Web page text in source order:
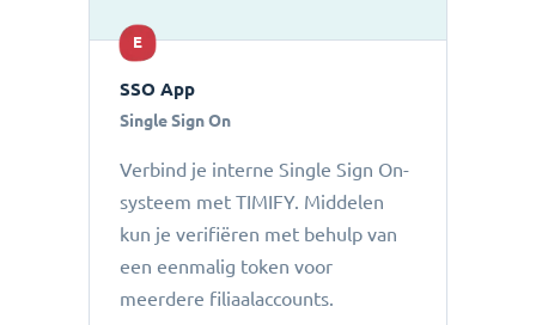
E
SSO App
Single Sign On
Verbind je interne Single Sign On-
systeem met TIMIFY. Middelen
kun je verifiëren met behulp van
een eenmalig token voor
meerdere filiaalaccounts.